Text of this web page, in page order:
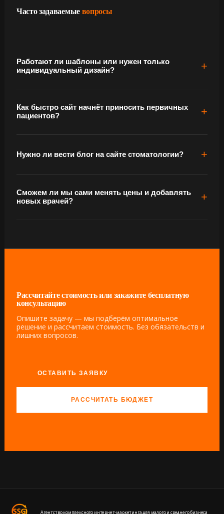
Часто задаваемые вопросы
Работают ли шаблоны или нужен только
индивидуальный дизайн?
Как быстро сайт начнёт приносить первичных
пациентов?
Нужно ли вести блог на сайте стоматологии?
Сможем ли мы сами менять цены и добавлять
новых врачей?
Рассчитайте стоимость или закажите бесплатную
консультацию
Опишите задачу — мы подберём оптимальное
решение и рассчитаем стоимость. Без обязательств и
лишних вопросов.
ОСТАВИТЬ ЗАЯВКУ
РАССЧИТАТЬ БЮДЖЕТ
Агентство комплексного интернет-маркетинга для малого и среднего бизнеса